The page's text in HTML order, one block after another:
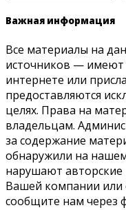
Важная информация
Все материалы на
источников — имеют
интернете или
предоставляются
целях. Права на
владельцам.
за содержание
обнаружили на
нарушают
Вашей компании или
сообщите нам через